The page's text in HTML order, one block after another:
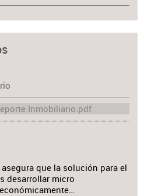
que la solución para el
desarrollar micro